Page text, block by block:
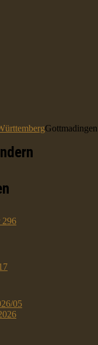
Gottmadingen
296